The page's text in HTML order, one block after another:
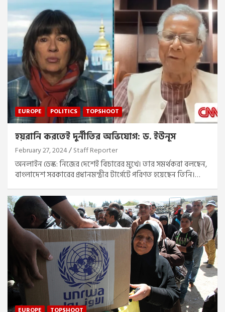
EUROPE POLITICS TOPSHOOT
হয়রানি করতেই দুর্নীতির অভিযোগ: ড. ইউনূস
February 27, 2024 Staff Reporter
অনলাইন ডেস্ক: নিজের দেশেই বিচারের মুখে। তার সমর্থকরা বলছেন,
বাংলাদেশ সরকারের প্রধানমন্ত্রীর টার্গেটে পরিণত হয়েছেন তিনি।…